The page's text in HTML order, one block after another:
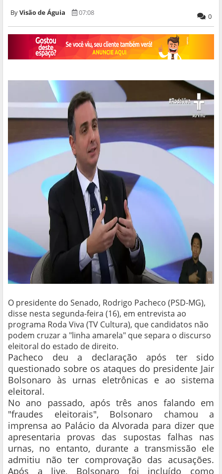
Visão de Águia 07:08 0
O presidente do Senado, Rodrigo Pacheco (PSD-MG),
disse nesta segunda-feira (16), em entrevista ao
programa Roda Viva (TV Cultura), que candidatos não
podem cruzar a "linha amarela" que separa o discurso
eleitoral do estado de direito.
Pacheco deu a declaração após ter sido
questionado sobre os ataques do presidente Jair
Bolsonaro às urnas eletrônicas e ao sistema
eleitoral.
No ano passado, após três anos falando em
"fraudes eleitorais", Bolsonaro chamou a
imprensa ao Palácio da Alvorada para dizer que
apresentaria provas das supostas falhas nas
urnas, no entanto, durante a transmissão ele
admitiu não ter comprovação das acusações.
Após a live, Bolsonaro foi incluído como